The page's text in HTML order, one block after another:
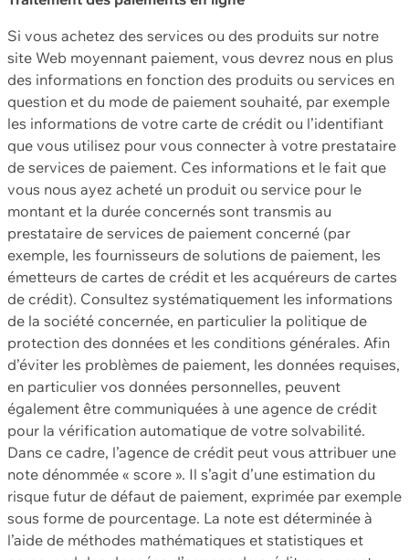
Si vous achetez des services ou des produits sur notre
site Web moyennant paiement, vous devrez nous en plus
des informations en fonction des produits ou services en
question et du mode de paiement souhaité, par exemple
les informations de votre carte de crédit ou l’identifiant
que vous utilisez pour vous connecter à votre prestataire
de services de paiement. Ces informations et le fait que
vous nous ayez acheté un produit ou service pour le
montant et la durée concernés sont transmis au
prestataire de services de paiement concerné (par
exemple, les fournisseurs de solutions de paiement, les
émetteurs de cartes de crédit et les acquéreurs de cartes
de crédit). Consultez systématiquement les informations
de la société concernée, en particulier la politique de
protection des données et les conditions générales. Afin
d’éviter les problèmes de paiement, les données requises,
en particulier vos données personnelles, peuvent
également être communiquées à une agence de crédit
pour la vérification automatique de votre solvabilité.
Dans ce cadre, l’agence de crédit peut vous attribuer une
note dénommée « score ». Il s’agit d’une estimation du
risque futur de défaut de paiement, exprimée par exemple
sous forme de pourcentage. La note est déterminée à
l’aide de méthodes mathématiques et statistiques et